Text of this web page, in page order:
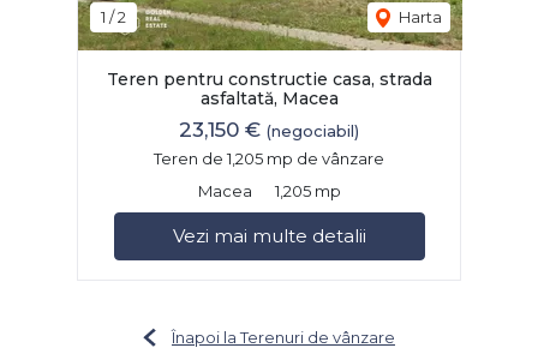
1 /2 Harta
Teren pentru constructie casa, strada
asfaltată, Macea
23,150 € (negociabil)
Teren de 1,205 mp de vânzare
Macea
1,205 mp
Vezi mai multe detalii
Înapoi la Terenuri de vânzare